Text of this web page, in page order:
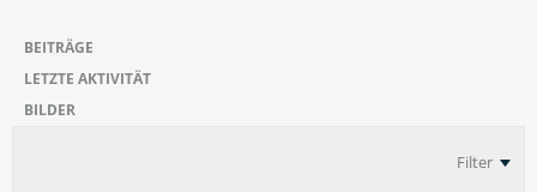
BEITRÄGE
LETZTE AKTIVITÄT
BILDER
Filter